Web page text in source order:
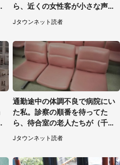
ら、近くの女性客が小さな声で
（千葉県・10代女性）
Jタウンネット読者
通勤途中の体調不良で病院にい
た私。診察の順番を待ってた
ら、待合室の老人たちが（千葉
県・50代男性）
Jタウンネット読者